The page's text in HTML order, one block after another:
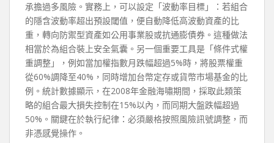
承擔過多風險。實務上，可以設定「波動率目標」：若組合
的隱含波動率超出預設閾值，便自動降低高波動資產的比
重，轉向防禦型資產如公用事業股或抗通膨債券。這種做法
相當於為組合裝上安全氣囊。另一個重要工具是「條件式權
重調整」，例如當加權指數月跌幅超過5%時，將股票權重
從60%調降至40%，同時增加台幣定存或貨幣市場基金的比
例。統計數據顯示，在2008年金融海嘯期間，採取此類策
略的組合最大損失控制在15%以內，而同期大盤跌幅超過
50%。關鍵在於執行紀律：必須嚴格按照風險訊號調整，而
非憑感覺操作。